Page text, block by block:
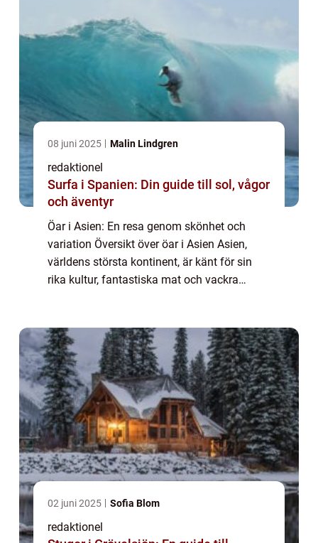
08 juni 2025 Malin Lindgren
redaktionel
Surfa i Spanien: Din guide till sol, vågor
och äventyr
Öar i Asien: En resa genom skönhet och
variation Översikt över öar i Asien Asien,
världens största kontinent, är känt för sin
rika kultur, fantastiska mat och vackra
02 juni 2025 Sofia Blom
redaktionel